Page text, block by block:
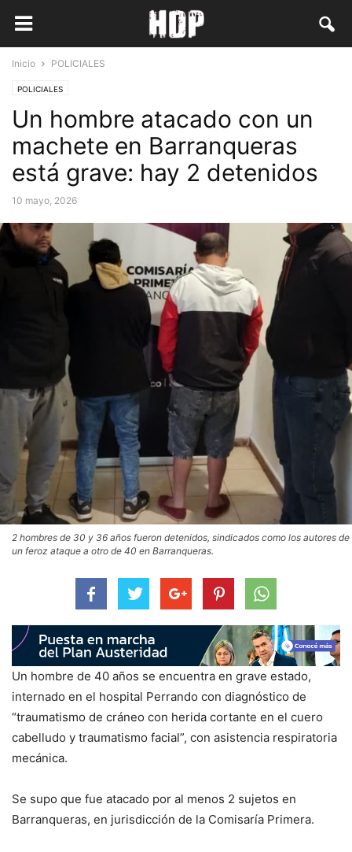
Inicio POLICIALES
POLICIALES
Un hombre atacado con un
machete en Barranqueras
está grave: hay 2 detenidos
10 mayo, 2026
2 hombres de 30 y 36 años fueron detenidos, sindicados como los autores de
un feroz ataque a otro de 40 en Barranqueras.
Un hombre de 40 años se encuentra en grave estado,
internado en el hospital Perrando con diagnóstico de
“traumatismo de cráneo con herida cortante en el cuero
cabelludo y traumatismo facial”, con asistencia respiratoria
mecánica.
Se supo que fue atacado por al menos 2 sujetos en
Barranqueras, en jurisdicción de la Comisaría Primera.